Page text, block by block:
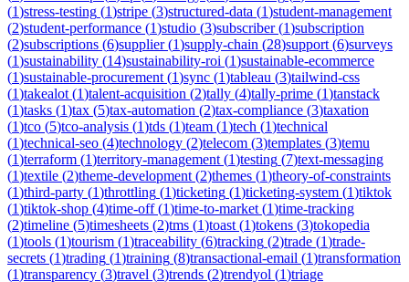
(1)stress-testing (1)stripe (3)structured-data (1)student-management
(2)student-performance (1)studio (3)subscriber(1)subscription
(2)subscriptions (6)supplier(1)supply-chain (28)support (6)surveys
(1)sustainability (14)sustainability-roi (1)sustainable-ecommerce
(1)sustainable-procurement (1)sync (1)tableau (3)tailwind-css
(1)takealot (1)talent-acquisition (2)tally (4)tally-prime (1)tanstack
(1)tasks (1)tax (5)tax-automation (2)tax-compliance (3)taxation
(1)tco (5)tco-analysis (1)tds (1)team (1)tech (1)technical
(1)technical-seo (4)technology (2)telecom (3)templates (3)temu
(1)terraform (1)territory-management (1)testing (7)text-messaging
(1)textile (2)theme-development (2)themes (1)theory-of-constraints
(1)third-party (1)throttling (1)ticketing (1)ticketing-system (1)tiktok
(1)tiktok-shop (4)time-off(1)time-to-market (1)time-tracking
(2)timeline (5)timesheets (2)tms (1)toast (1)tokens (3)tokopedia
(1)tools (1)tourism (1)traceability (6)tracking (2)trade (1)trade-
secrets (1)trading (1)training (8)transactional-email (1)transformation
(1)transparency (3)travel (3)trends (2)trendyol (1)triage